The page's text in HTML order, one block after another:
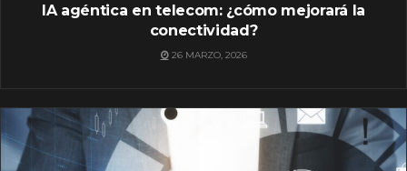
IA agéntica en telecom: ¿cómo mejorará la
conectividad?
26 MARZO, 2026